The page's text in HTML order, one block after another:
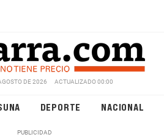
DE 2026 ACTUALIZADO 00:00
DEPORTE NACIONAL